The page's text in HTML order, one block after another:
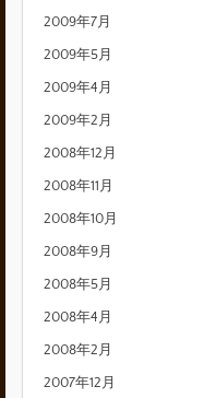
2009年7月
2009年5月
2009年4月
2009年2月
2008年12月
2008年11月
2008年10月
2008年9月
2008年5月
2008年4月
2008年2月
2007年12月